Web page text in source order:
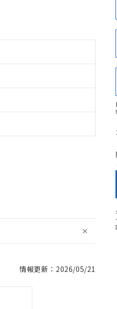
情報更新：2026/05/21